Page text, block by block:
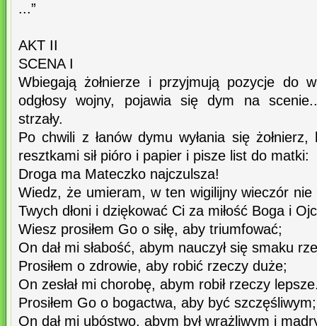
...”
AKT II
SCENA I
Wbiegają żołnierze i przyjmują pozycje do
odgłosy wojny, pojawia się dym na
strzały.
Po chwili z łanów dymu wyłania się
resztkami sił pióro i papier i pisze list do matki:
Droga ma Mateczko najczulsza!
Wiedz, że umieram, w ten wigilijny wieczór nie
Twych dłoni i dziękować Ci za miłość Boga i
Wiesz prosiłem Go o siłę, aby triumfować;
On dał mi słabość, abym nauczył się smaku
Prosiłem o zdrowie, aby robić rzeczy duże;
On zesłał mi chorobę, abym robił rzeczy
Prosiłem Go o bogactwa, aby być szczęśliwym;
On dał mi ubóstwo, abym był wrażliwym i